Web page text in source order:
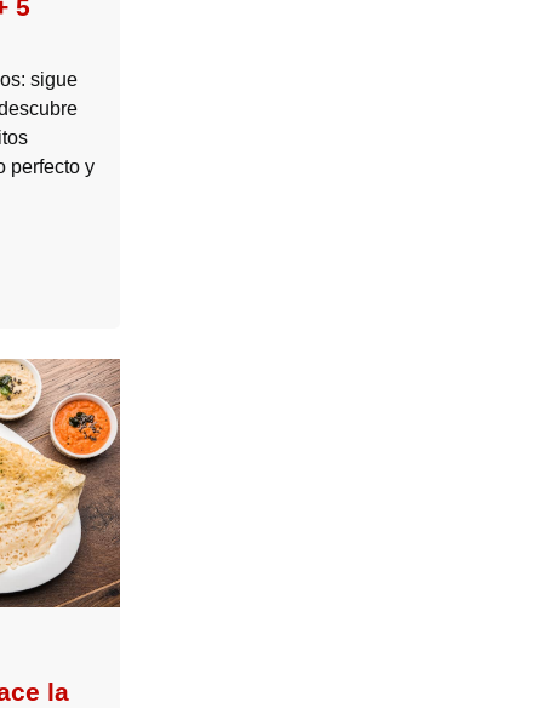
5
sigue
perfecto y
la